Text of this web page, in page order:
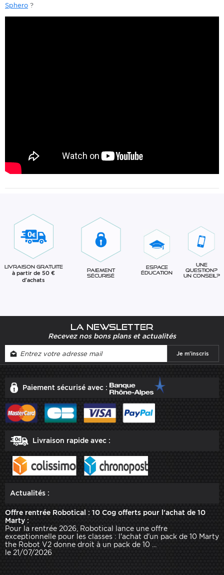
Sphero ?
Livraison gratuite
à partir de 50 €
d'achats
Paiement
sécurisé
Espace
éducation
Une
question?
Un conseil?
La newsletter
Recevez nos bons plans et actualités
Paiement sécurisé avec :
Livraison rapide avec :
Actualités :
Offre rentrée Robotical : 10 Cog offerts pour l'achat de 10
Marty :
Pour la rentrée 2026, Robotical lance une offre
exceptionnelle pour les classes : l'achat d'un pack de 10 Marty
the Robot V2 donne droit à un pack de 10 ...
le 21/07/2026